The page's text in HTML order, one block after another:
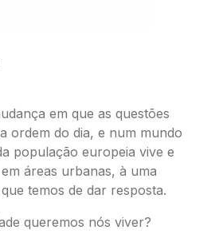
em que as questões
ordem do dia, e num mundo
população europeia vive e
áreas urbanas, à uma
temos de dar resposta.
queremos nós viver?